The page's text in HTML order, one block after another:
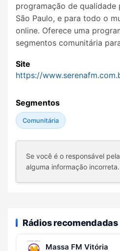
programação de qualidade
São Paulo, e para todo o
online. Oferece uma
segmentos comunitária
Site
https://
Segmentos
Comunitária
Se você é o responsável
alguma informação incorreta.
Rádios recomendadas
Massa FM Vitória